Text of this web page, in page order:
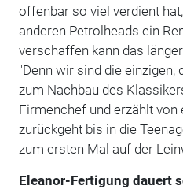
offenbar so viel verdient
anderen Petrolheads ein
verschaffen kann das
"Denn wir sind die einzigen,
zum Nachbau des
Firmenchef und erzählt von
zurückgeht bis in die
zum ersten Mal auf der
Eleanor-Fertigung dauert